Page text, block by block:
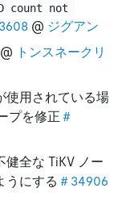
count not
@ ジグアン
@ トンスネークリ
使用されている場
プを修正 ＃
全な TiKV ノー
うにする ＃34906